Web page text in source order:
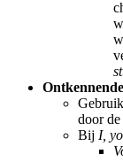
Gebruik
door
Bij I,